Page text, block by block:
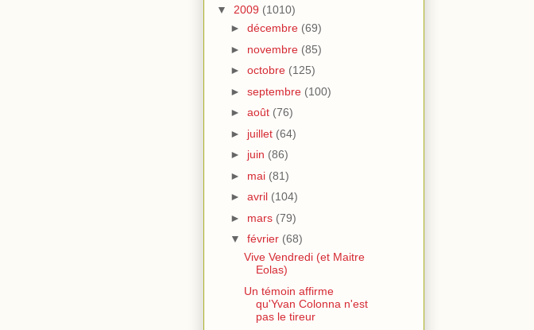
▼ 2009 (1010)
► décembre (69)
► novembre (85)
► octobre (125)
► septembre (100)
► août (76)
► juillet (64)
► juin (86)
► mai (81)
► avril (104)
► mars (79)
▼ février (68)
Vive Vendredi (et Maitre
Eolas)
Un témoin affirme
qu'Yvan Colonna n'est
pas le tireur